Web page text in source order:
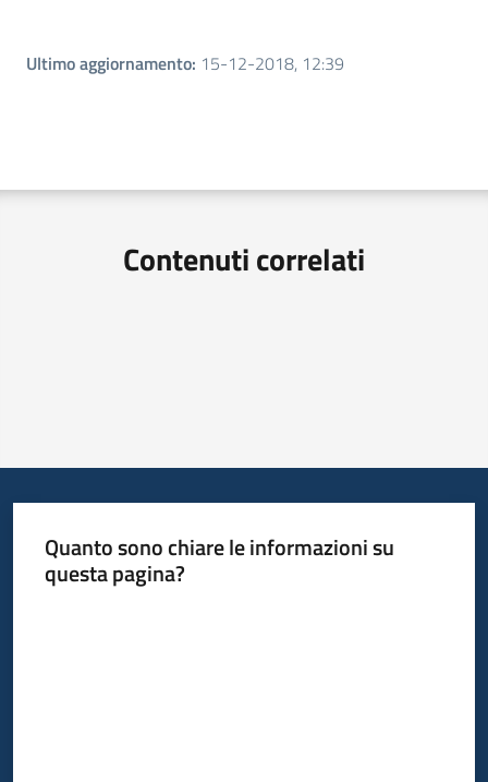
Ultimo aggiornamento: 15-12-2018, 12:39
Contenuti correlati
Quanto sono chiare le informazioni su
questa pagina?